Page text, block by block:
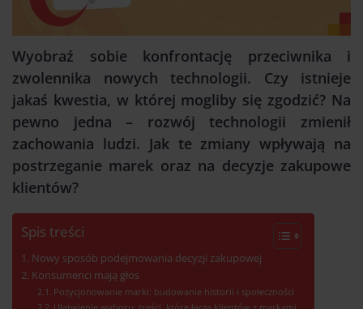
Wyobraź sobie konfrontację przeciwnika i
zwolennika nowych technologii. Czy istnieje
jakaś kwestia, w której mogliby się zgodzić? Na
pewno jedna – rozwój technologii zmienił
zachowania ludzi. Jak te zmiany wpływają na
postrzeganie marek oraz na decyzje zakupowe
klientów?
Spis treści
Nowy sposób podejmowania decyzji zakupowej
Konsumenci mają głos
Pozycjonowanie marki: budowanie historii i społeczności